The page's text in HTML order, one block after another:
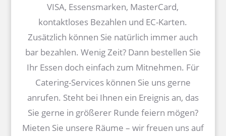
VISA, Essensmarken, MasterCard,
kontaktloses Bezahlen und EC-Karten.
Zusätzlich können Sie natürlich immer auch
bar bezahlen. Wenig Zeit? Dann bestellen Sie
Ihr Essen doch einfach zum Mitnehmen. Für
Catering-Services können Sie uns gerne
anrufen. Steht bei Ihnen ein Ereignis an, das
Sie gerne in größerer Runde feiern mögen?
Mieten Sie unsere Räume – wir freuen uns auf